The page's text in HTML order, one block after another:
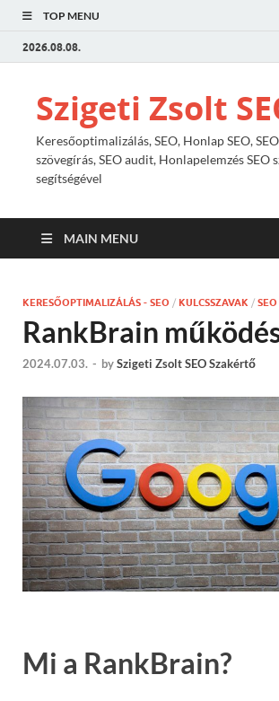
TOP MENU
2026.08.08.
Szigeti Zsolt
Keresőoptimalizálás, SEO, Honlap SEO,
szövegírás, SEO audit, Honlapelemzés SEO
segítségével
MAIN MENU
KERESŐOPTIMALIZÁLÁS - SEO / KULCSSZAVAK /
RankBrain
2024.07.03. - bySzigeti Zsolt SEO Szakértő
Mi a RankBrain?